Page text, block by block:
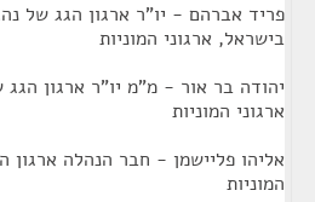
פריד אברהם - יו"ר ארגון הגג של
בישראל, ארגוני המוניות
יהודה בר אור - מ"מ יו"ר ארגון הגג
ארגוני המוניות
אליהו פליישמן - חבר הנהלה ארגון
המוניות